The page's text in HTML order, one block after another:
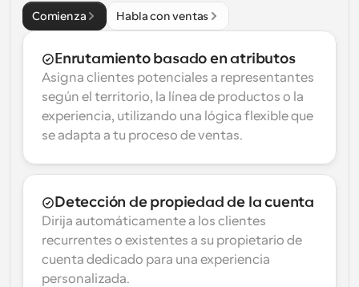
Comienza Habla con ventas
Enrutamiento basado en atributos
Asigna clientes potenciales a representantes
según el territorio, la línea de productos o la
experiencia, utilizando una lógica flexible que
se adapta a tu proceso de ventas.
Detección de propiedad de la cuenta
Dirija automáticamente a los clientes
recurrentes o existentes a su propietario de
cuenta dedicado para una experiencia
personalizada.